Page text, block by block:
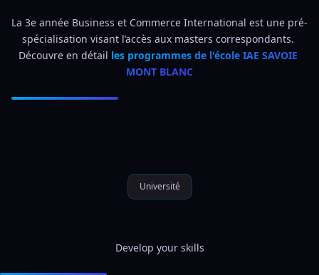
La 3e année Business et Commerce International est une pré-
spécialisation visant l’accès aux masters correspondants.
Découvre en détail les programmes de l'école IAE SAVOIE
MONT BLANC
Université
Develop your skills